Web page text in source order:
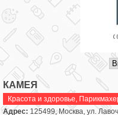
КАМЕЯ
Красота и здоровье,
Адрес: 125499, Москва, ул.